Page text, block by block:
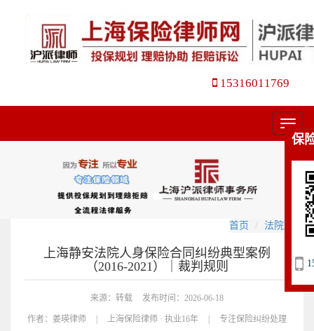
15316011769
菜
单
首页 法院观点
上海静安法院人身保险合同纠纷典型案例
（2016-2021）｜裁判规则
来源：转载 发布时间：2026-06-18
作者： 姜瑛律师 | 上海保险律师 · 执业16年 | 专注保险纠纷处理
保